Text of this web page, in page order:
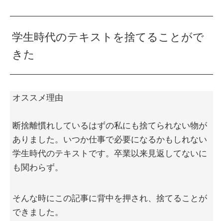
学生時代のテキストを捨てることがで
きた
オススメ理由
断捨離慣れしているはずの私にも捨てられない物が
ありました。いつか仕事で必要になるかもしれない
学生時代のテキストです。卒業以来見返してないに
も関わらず。
そんな時にこの記事に背中を押され、捨てることが
できました。